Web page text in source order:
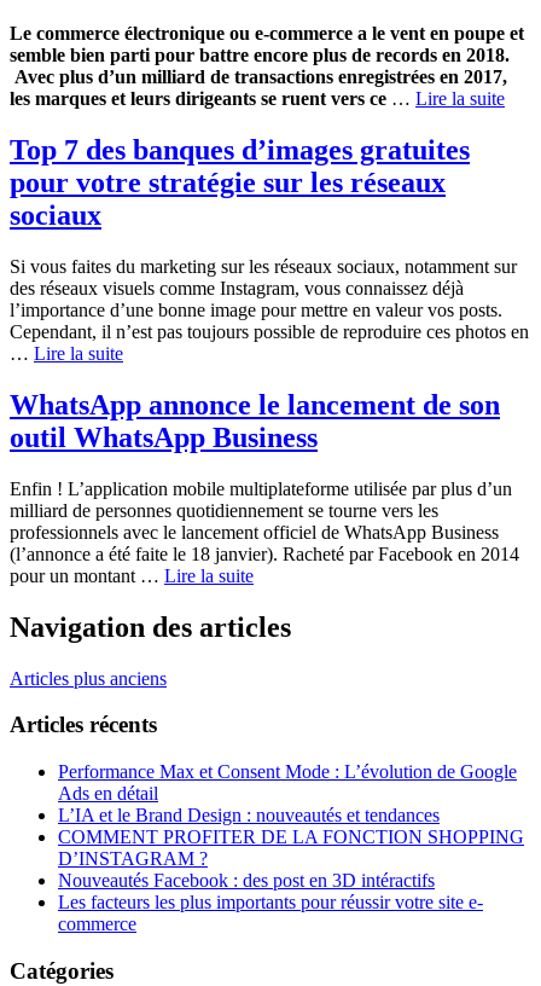
Le commerce électronique ou e-commerce a le vent en poupe et
semble bien parti pour battre encore plus de records en 2018.
Avec plus d’un milliard de transactions enregistrées en 2017,
les marques et leurs dirigeants se ruent vers ce … Lire la suite
Top 7 des banques d’images gratuites
pour votre stratégie sur les réseaux
sociaux
Si vous faites du marketing sur les réseaux sociaux, notamment sur
des réseaux visuels comme Instagram, vous connaissez déjà
l’importance d’une bonne image pour mettre en valeur vos posts.
Cependant, il n’est pas toujours possible de reproduire ces photos en
… Lire la suite
WhatsApp annonce le lancement de son
outil WhatsApp Business
Enfin ! L’application mobile multiplateforme utilisée par plus d’un
milliard de personnes quotidiennement se tourne vers les
professionnels avec le lancement officiel de WhatsApp Business
(l’annonce a été faite le 18 janvier). Racheté par Facebook en 2014
pour un montant … Lire la suite
Navigation des articles
Articles plus anciens
Articles récents
Performance Max et Consent Mode : L’évolution de Google
Ads en détail
L’IA et le Brand Design : nouveautés et tendances
COMMENT PROFITER DE LA FONCTION SHOPPING
D’INSTAGRAM ?
Nouveautés Facebook : des post en 3D intéractifs
Les facteurs les plus importants pour réussir votre site e-
commerce
Catégories